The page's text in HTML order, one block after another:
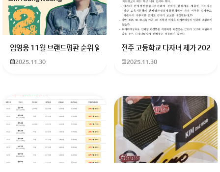
회원가입 혹은 광고 [X]를 누르면 내용이 보입니다
임영웅 11월 브랜드평판 순위 알고싶어요 임영웅 11월 브랜드평판에서
2025.11.30
전주 고등학교 다자녀 제가 2027
2025.11.30